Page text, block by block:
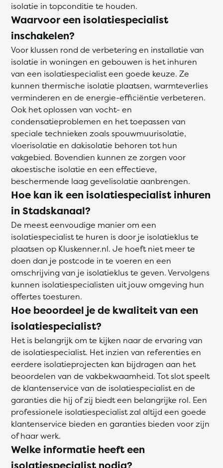
isolatie in topconditie te houden.
Waarvoor een isolatiespecialist
inschakelen?
Voor klussen rond de verbetering en installatie van
isolatie in woningen en gebouwen is het inhuren
van een isolatiespecialist een goede keuze. Ze
kunnen thermische isolatie plaatsen, warmteverlies
verminderen en de energie-efficiëntie verbeteren.
Ook het oplossen van vocht- en
condensatieproblemen en het toepassen van
speciale technieken zoals spouwmuurisolatie,
vloerisolatie en dakisolatie behoren tot hun
vakgebied. Bovendien kunnen ze zorgen voor
akoestische isolatie en een effectieve,
beschermende laag gevelisolatie aanbrengen.
Hoe kan ik een isolatiespecialist inhuren
in Stadskanaal?
De meest eenvoudige manier om een
isolatiespecialist te huren is door je isolatieklus te
plaatsen op Kluskenner.nl. Je hoeft niet meer te
doen dan je postcode in te voeren en een
omschrijving van je isolatieklus te geven. Vervolgens
kunnen isolatiespecialisten uit jouw omgeving hun
offertes toesturen.
Hoe beoordeel je de kwaliteit van een
isolatiespecialist?
Het is belangrijk om te kijken naar de ervaring van
de isolatiespecialist. Het inzien van referenties en
eerdere isolatieprojecten kan bijdragen aan het
beoordelen van de vakbekwaamheid. Tot slot speelt
de klantenservice van de isolatiespecialist en de
garanties die hij of zij biedt een belangrijke rol. Een
professionele isolatiespecialist zal altijd een goede
klantenservice bieden en garanties bieden voor zijn
of haar werk.
Welke informatie heeft een
isolatiespecialist nodig?